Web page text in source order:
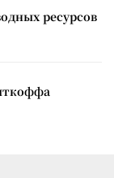
ресурсов